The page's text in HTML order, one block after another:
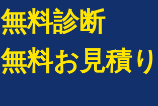
無料診断
無料お見積り